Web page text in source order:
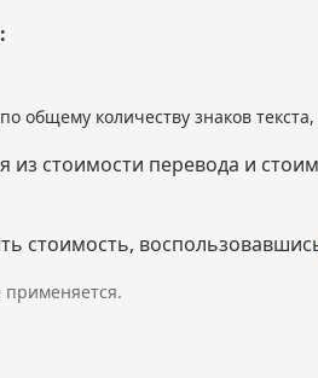
общему количеству знаков
из стоимости перевода и
стоимость,